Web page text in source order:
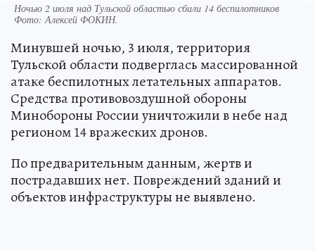
Ночью 2 июля над Тульской областью сбили 14 беспилотников
Фото:Алексей ФОКИН.
Минувшей ночью, 3 июля, территория
Тульской области подверглась массированной
атаке беспилотных летательных аппаратов.
Средства противовоздушной обороны
Минобороны России уничтожили в небе над
регионом 14 вражеских дронов.
По предварительным данным, жертв и
пострадавших нет. Повреждений зданий и
объектов инфраструктуры не выявлено.